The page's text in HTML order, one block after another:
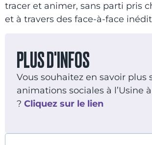
tracer et animer, sans parti pris
et à travers des face-à-face
PLUS D'INFOS
Vous souhaitez en savoir plus
animations sociales à l’Usine
? Cliquez sur le lien